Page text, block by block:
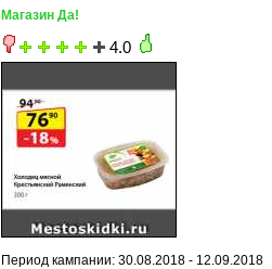
Магазин Да!
4.0
Период кампании: 30.08.2018 - 12.09.2018